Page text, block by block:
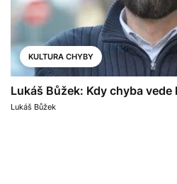
KULTURA CHYBY
Lukáš Bůžek: Kdy chyba vede
Lukáš Bůžek